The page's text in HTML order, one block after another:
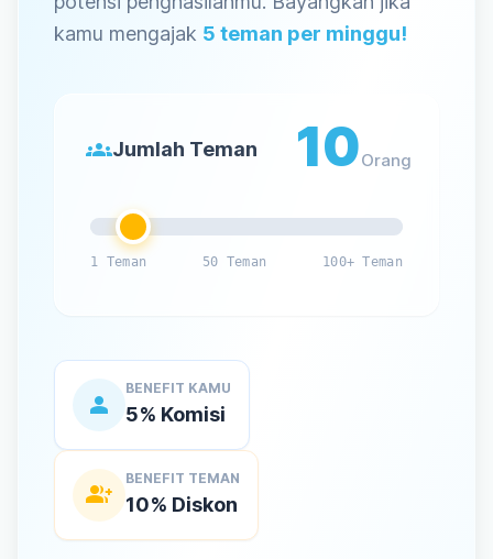
kamu mengajak 5 teman per minggu!
groupsJumlah Teman 10Orang
1 Teman 50 Teman 100+ Teman
person
BENEFIT KAMU
5% Komisi
group_add
BENEFIT TEMAN
10% Diskon